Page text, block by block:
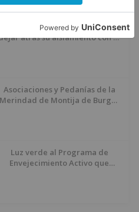
Villatoro da el primer paso para
atrás su aislamiento con el
Asociaciones y Pedanías de la
Merindad de Montija de Burgos
Luz verde al Programa de
Envejecimiento Activo que